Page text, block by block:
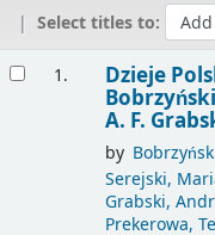
Select titles to:
1. Dzieje
A. F.
by
Serejski,
Grabski,
Prekerowa,